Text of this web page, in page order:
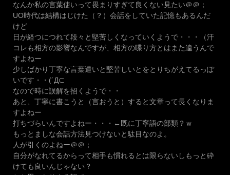
なんか私の言葉使いって畏まりすぎて良くない見たい＠＠；
UO時代は結構はじけた（？）会話をしていた記憶もあるんだ
けど
日が経つにつれて段々と堅苦しくなっていくようで・・・（汗
コレも相方の影響なんですが、相方の喋り方とはまた違うんで
すよねー
少しばかり丁寧な言葉遣いと堅苦しいとをとりちがえてるっぽ
いです・・(´Д⊂
なので時に誤解を招くようで・・
あと、丁寧に書こうと（言おうと）すると文章って長くなりま
すよねー
打ちづらいんですよねー・・・←既に丁寧語の部類？ｗ
もっとましな会話方法見つけないと駄目なのよ。
人が引くのよねー＠＠；
自分がなれてるからって相手も慣れるとは限らないしもっと砕
けても良いんじゃない？